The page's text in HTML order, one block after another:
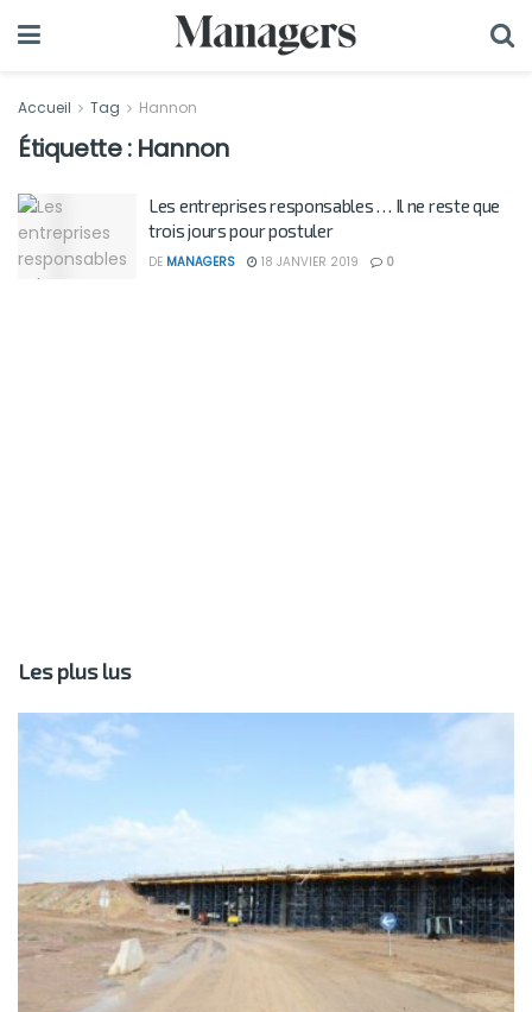
Accueil Tag Hannon
Étiquette : Hannon
Les entreprises responsables … Il ne reste que
trois jours pour postuler
DE MANAGERS 18 JANVIER 2019 0
Les plus lus